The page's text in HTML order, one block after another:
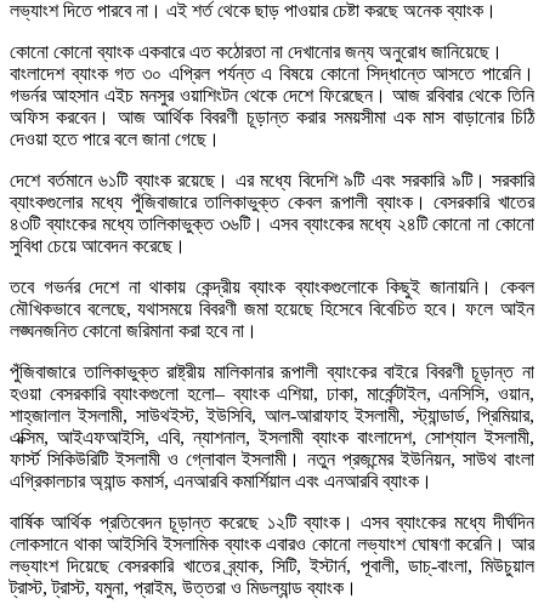
লভ্যাংশ দিতে পারবে না। এই শর্ত থেকে ছাড় পাওয়ার চেষ্টা করছে অনেক ব্যাংক।
কোনো কোনো ব্যাংক একবারে এত কঠোরতা না দেখানোর জন্য অনুরোধ জানিয়েছে।
বাংলাদেশ ব্যাংক গত ৩০ এপ্রিল পর্যন্ত এ বিষয়ে কোনো সিদ্ধান্তে আসতে পারেনি।
গভর্নর আহসান এইচ মনসুর ওয়াশিংটন থেকে দেশে ফিরেছেন। আজ রবিবার থেকে তিনি
অফিস করবেন। আজ আর্থিক বিবরণী চূড়ান্ত করার সময়সীমা এক মাস বাড়ানোর চিঠি
দেওয়া হতে পারে বলে জানা গেছে।
দেশে বর্তমানে ৬১টি ব্যাংক রয়েছে। এর মধ্যে বিদেশি ৯টি এবং সরকারি ৯টি। সরকারি
ব্যাংকগুলোর মধ্যে পুঁজিবাজারে তালিকাভুক্ত কেবল রূপালী ব্যাংক। বেসরকারি খাতের
৪৩টি ব্যাংকের মধ্যে তালিকাভুক্ত ৩৬টি। এসব ব্যাংকের মধ্যে ২৪টি কোনো না কোনো
সুবিধা চেয়ে আবেদন করেছে।
তবে গভর্নর দেশে না থাকায় কেন্দ্রীয় ব্যাংক ব্যাংকগুলোকে কিছুই জানায়নি। কেবল
মৌখিকভাবে বলেছে, যথাসময়ে বিবরণী জমা হয়েছে হিসেবে বিবেচিত হবে। ফলে আইন
লঙ্ঘনজনিত কোনো জরিমানা করা হবে না।
পুঁজিবাজারে তালিকাভুক্ত রাষ্ট্রীয় মালিকানার রূপালী ব্যাংকের বাইরে বিবরণী চূড়ান্ত না
হওয়া বেসরকারি ব্যাংকগুলো হলো– ব্যাংক এশিয়া, ঢাকা, মার্কেন্টাইল, এনসিসি, ওয়ান,
শাহ্‌জালাল ইসলামী, সাউথইস্ট, ইউসিবি, আল-আরাফাহ ইসলামী, স্ট্যান্ডার্ড, প্রিমিয়ার,
এক্সিম, আইএফআইসি, এবি, ন্যাশনাল, ইসলামী ব্যাংক বাংলাদেশ, সোশ্যাল ইসলামী,
ফার্স্ট সিকিউরিটি ইসলামী ও গ্লোবাল ইসলামী। নতুন প্রজন্মের ইউনিয়ন, সাউথ বাংলা
এগ্রিকালচার অ্যান্ড কমার্স, এনআরবি কমার্শিয়াল এবং এনআরবি ব্যাংক।
বার্ষিক আর্থিক প্রতিবেদন চূড়ান্ত করেছে ১২টি ব্যাংক। এসব ব্যাংকের মধ্যে দীর্ঘদিন
লোকসানে থাকা আইসিবি ইসলামিক ব্যাংক এবারও কোনো লভ্যাংশ ঘোষণা করেনি। আর
লভ্যাংশ দিয়েছে বেসরকারি খাতের ব্র্যাক, সিটি, ইস্টার্ন, পূবালী, ডাচ্‌-বাংলা, মিউচুয়াল
ট্রাস্ট, ট্রাস্ট, যমুনা, প্রাইম, উত্তরা ও মিডল্যান্ড ব্যাংক।